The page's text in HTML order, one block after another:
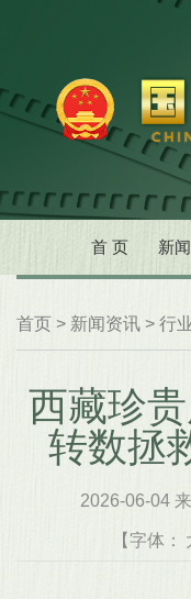
首 页 新
首页 > 新闻资讯 > 行
西藏珍
转数拯
2026-06-04
【字体：